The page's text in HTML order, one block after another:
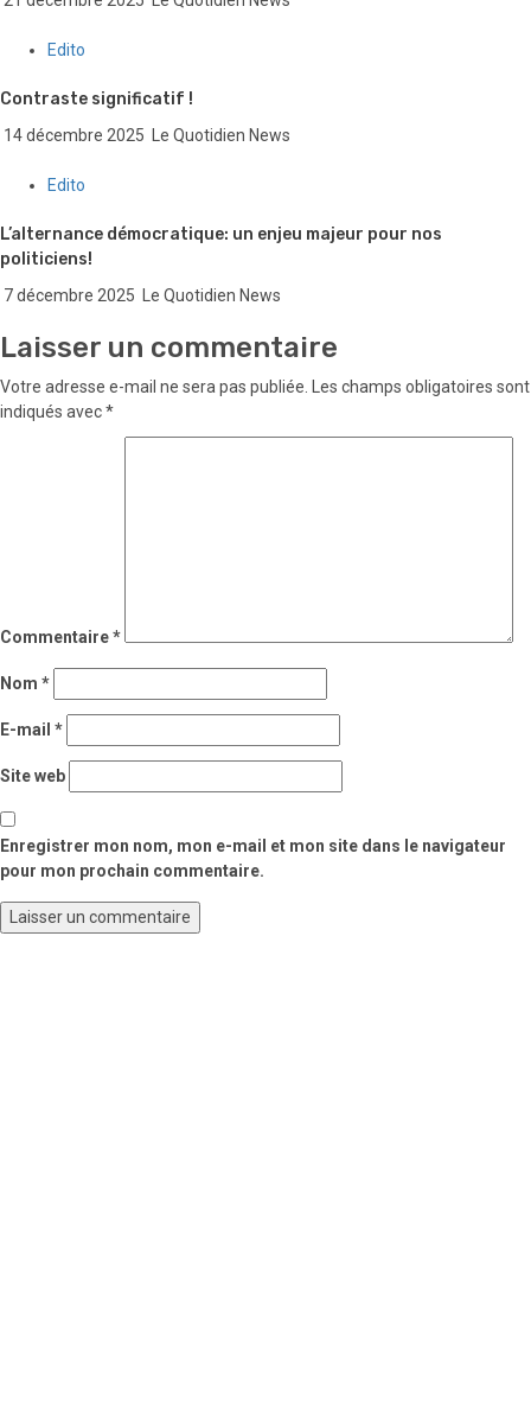
Edito
Contraste significatif !
14 décembre 2025 Le Quotidien News
Edito
L’alternance démocratique: un enjeu majeur pour nos
politiciens!
7 décembre 2025 Le Quotidien News
Laisser un commentaire
Votre adresse e-mail ne sera pas publiée.
Les champs obligatoires sont
indiqués avec*
Commentaire*
Nom *
E-mail *
Site web
Enregistrer mon nom, mon e-mail et mon site dans le navigateur
pour mon prochain commentaire.